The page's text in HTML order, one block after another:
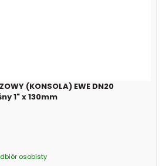
(KONSOLA) EWE DN20
1" x 130mm
osobisty